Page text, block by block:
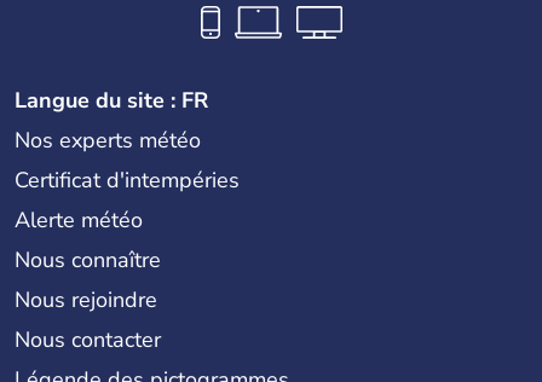
Langue du site : FR
Nos experts météo
Certificat d'intempéries
Alerte météo
Nous connaître
Nous rejoindre
Nous contacter